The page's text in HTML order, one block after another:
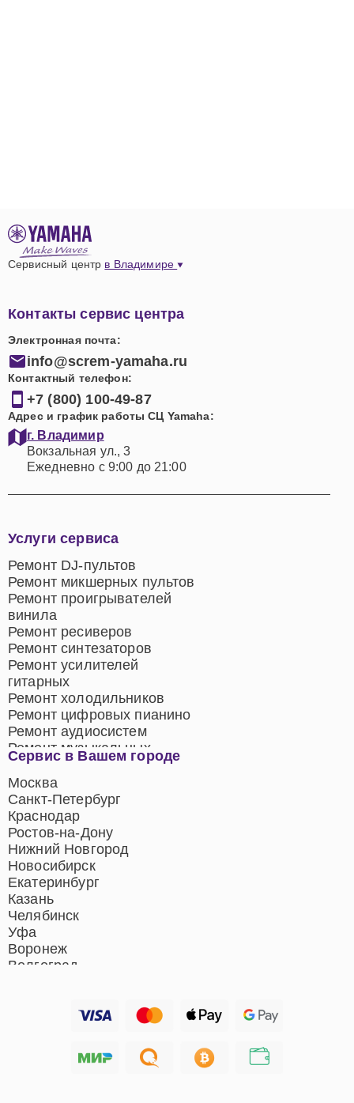
Сервисный центр в Владимире
Контакты сервис центра
Электронная почта:
info@screm-yamaha.ru
Контактный телефон:
+7 (800) 100-49-87
Адрес и график работы СЦ Yamaha:
г. Владимир
Вокзальная ул., 3
Ежедневно с 9:00 до 21:00
Сервис в Вашем городе
Москва
Санкт-Петербург
Краснодар
Ростов-на-Дону
Нижний Новгород
Новосибирск
Екатеринбург
Казань
Челябинск
Уфа
Воронеж
Волгоград
Хабаровск
Услуги сервиса
Ремонт DJ-пультов
Ремонт микшерных пультов
Ремонт проигрывателей
винила
Ремонт ресиверов
Ремонт синтезаторов
Ремонт усилителей
гитарных
Ремонт холодильников
Ремонт цифровых пианино
Ремонт аудиосистем
Ремонт музыкальных
центров
Ремонт домашних
кинотеатров
Ремонт микрофонов
Ремонт акустических
систем